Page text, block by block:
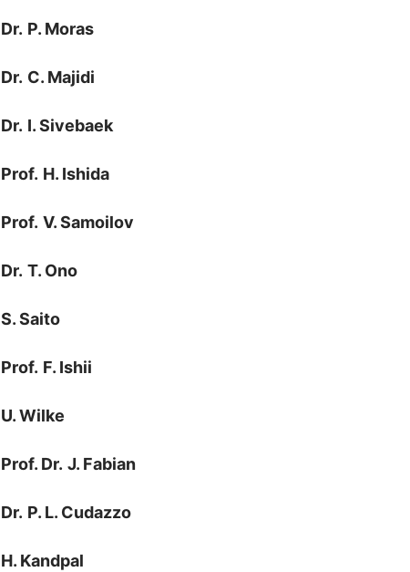
Dr. P. Moras
Dr. C. Majidi
Dr. I. Sivebaek
Prof. H. Ishida
Prof. V. Samoilov
Dr. T. Ono
S. Saito
Prof. F. Ishii
U. Wilke
Prof. Dr. J. Fabian
Dr. P. L. Cudazzo
H. Kandpal